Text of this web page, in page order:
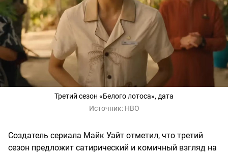
Третий сезон «Белого лотоса», дата
Источник: HBO
Создатель сериала Майк Уайт отметил, что третий
сезон предложит сатирический и комичный взгляд на